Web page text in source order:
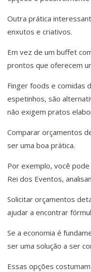
Outra prática
enxutos e criativos.
Em vez de um buffet
prontos que oferecem
Finger foods e comidas
espetinhos, são
não exigem pratos
Comparar orçamentos
ser uma boa prática.
Por exemplo, você
Rei dos Eventos,
Solicitar orçamentos
ajudar a encontrar
Se a economia é
ser uma solução a ser
Essas opções